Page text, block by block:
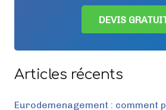
DEVIS
Articles récents
Eurodemenagement : comment